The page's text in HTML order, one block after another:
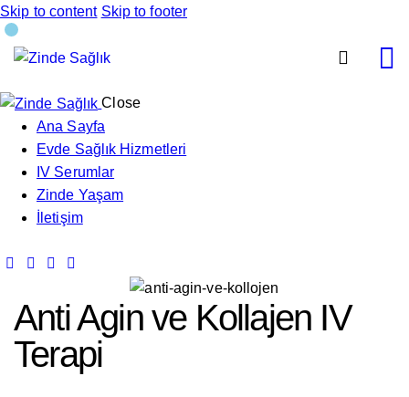
Skip to content Skip to footer
Close
Ana Sayfa
Evde Sağlık Hizmetleri
IV Serumlar
Zinde Yaşam
İletişim
Anti Agin ve Kollajen IV
Terapi